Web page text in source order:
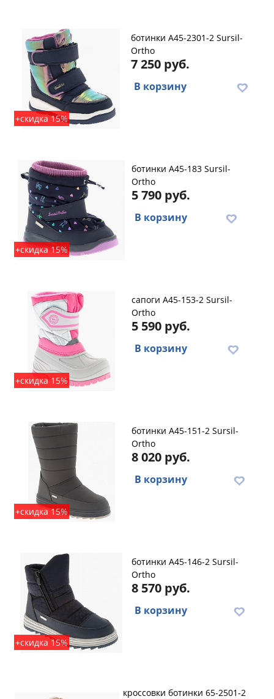
+скидка 15%
ботинки A45-2301-2 Sursil-
Ortho
7 250 руб.
В корзину
+скидка 15%
ботинки A45-183 Sursil-
Ortho
5 790 руб.
В корзину
+скидка 15%
сапоги A45-153-2 Sursil-
Ortho
5 590 руб.
В корзину
+скидка 15%
ботинки A45-151-2 Sursil-
Ortho
8 020 руб.
В корзину
+скидка 15%
ботинки A45-146-2 Sursil-
Ortho
8 570 руб.
В корзину
кроссовки ботинки 65-2501-2